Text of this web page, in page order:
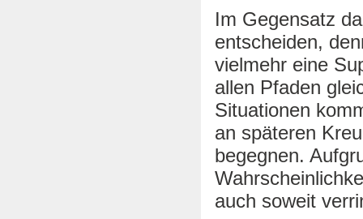
Im Gegensatz
entscheiden,
vielmehr eine
allen Pfaden
Situationen
an späteren
begegnen.
auch soweit